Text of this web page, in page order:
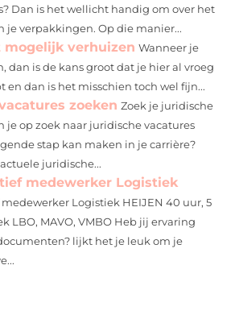
Dan is het wellicht handig om over het
je verpakkingen. Op die manier...
mogelijk verhuizen Wanneer je
dan is de kans groot dat je hier al vroeg
en dan is het misschien toch wel fijn...
zoeken Zoek je juridische
je op zoek naar juridische vacatures
stap kan maken in je carrière?
juridische...
medewerker Logistiek
Logistiek HEIJEN 40 uur, 5
LBO, MAVO, VMBO Heb jij ervaring
lijkt het je leuk om je